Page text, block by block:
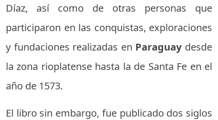
Díaz, así como de otras personas que
participaron en las conquistas, exploraciones
y fundaciones realizadas en Paraguay desde
la zona rioplatense hasta la de Santa Fe en el
año de 1573.
El libro sin embargo, fue publicado dos siglos